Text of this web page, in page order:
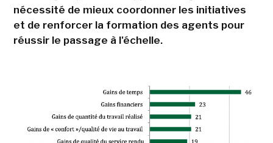
nécessité de mieux coordonner les initiatives
et de renforcer la formation des agents pour
réussir le passage à l'échelle.